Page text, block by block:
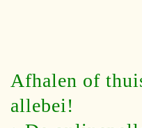
Afhalen of
allebei!